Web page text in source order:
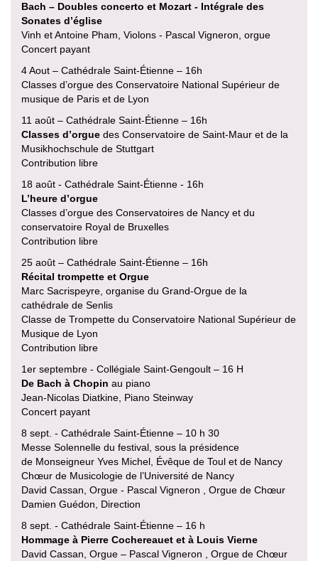
Bach – Doubles concerto et Mozart - Intégrale des
Sonates d’église
Vinh et Antoine Pham, Violons - Pascal Vigneron, orgue
Concert payant
4 Aout – Cathédrale Saint-Étienne – 16h
Classes d’orgue des Conservatoire National Supérieur de
musique de Paris et de Lyon
11 août – Cathédrale Saint-Étienne – 16h
Classes d’orgue des Conservatoire de Saint-Maur et de la
Musikhochschule de Stuttgart
Contribution libre
18 août - Cathédrale Saint-Étienne - 16h
L’heure d’orgue
Classes d’orgue des Conservatoires de Nancy et du
conservatoire Royal de Bruxelles
Contribution libre
25 août – Cathédrale Saint-Étienne – 16h
Récital trompette et Orgue
Marc Sacrispeyre, organise du Grand-Orgue de la
cathédrale de Senlis
Classe de Trompette du Conservatoire National Supérieur de
Musique de Lyon
Contribution libre
1er septembre - Collégiale Saint-Gengoult – 16 H
De Bach à Chopin au piano
Jean-Nicolas Diatkine, Piano Steinway
Concert payant
8 sept. - Cathédrale Saint-Étienne – 10 h 30
Messe Solennelle du festival, sous la présidence
de Monseigneur Yves Michel, Évêque de Toul et de Nancy
Chœur de Musicologie de l’Université de Nancy
David Cassan, Orgue - Pascal Vigneron , Orgue de Chœur
Damien Guédon, Direction
8 sept. - Cathédrale Saint-Étienne – 16 h
Hommage à Pierre Cochereauet et à Louis Vierne
David Cassan, Orgue – Pascal Vigneron , Orgue de Chœur